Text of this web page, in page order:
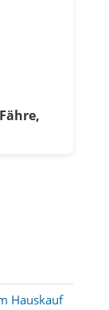
Hauskauf